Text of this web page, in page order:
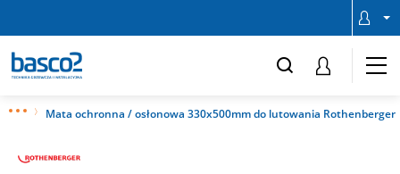
Mata ochronna / osłonowa 330x500mm do lutowania Rothenberger